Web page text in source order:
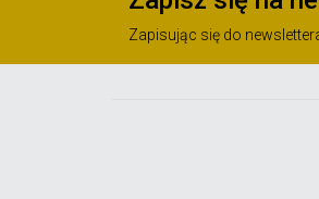
Zapisując się do